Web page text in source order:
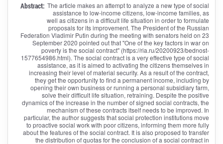
Abstract: The article makes an attempt to analyze a new type of social
assistance to low-income citizens, low-income families, as
well as citizens in a difficult life situation in order to formulate
proposals for its improvement. The President of the Russian
Federation Vladimir Putin during the meeting with senators held on 23
September 2020 pointed out that "One of the key factors in war on
poverty is the social contract" (https://ria.ru/20200923/bednost-
1577654986.html). The social contract is a very effective type of social
assistance, as it is aimed to activating the citizens themselves in
increasing their level of material security. As a result of the contract,
they get the opportunity to find a permanent income, including by
opening their own business or running a personal subsidiary farm,
solve their difficult life situation, retraining. Despite the positive
dynamics of the increase in the number of signed social contracts, the
mechanism of these contracts itself needs to be improved. In
particular, the author suggests that social protection institutions move
to proactive social work with poor citizens, informing them more fully
about the features of the social contract. It is also proposed to transfer
the distribution of quotas for the conclusion of a social contract in